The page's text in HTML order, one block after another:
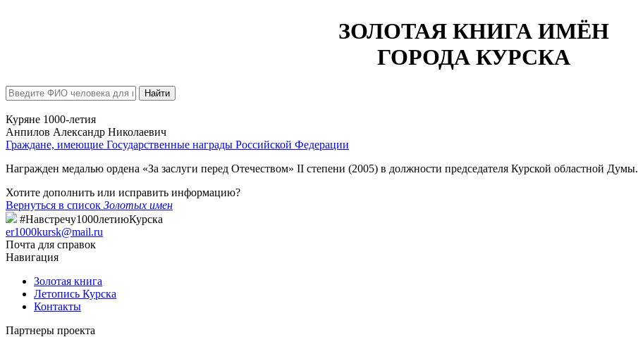
ЗОЛОТАЯ КНИГА ИМЁН
ГОРОДА КУРСКА
Найти
Куряне 1000-летия
Анпилов Александр Николаевич
Граждане, имеющие Государственные награды Российской Федерации
Награжден медалью ордена «За заслуги перед Отечеством» II степени (2005) в должности председателя Курской областной Думы.
Хотите дополнить или исправить информацию?
Вернуться в список Золотых имен
#Навстречу1000летиюКурска
er1000kursk@mail.ru
Почта для справок
Навигация
Золотая книга
Летопись Курска
Контакты
Партнеры проекта